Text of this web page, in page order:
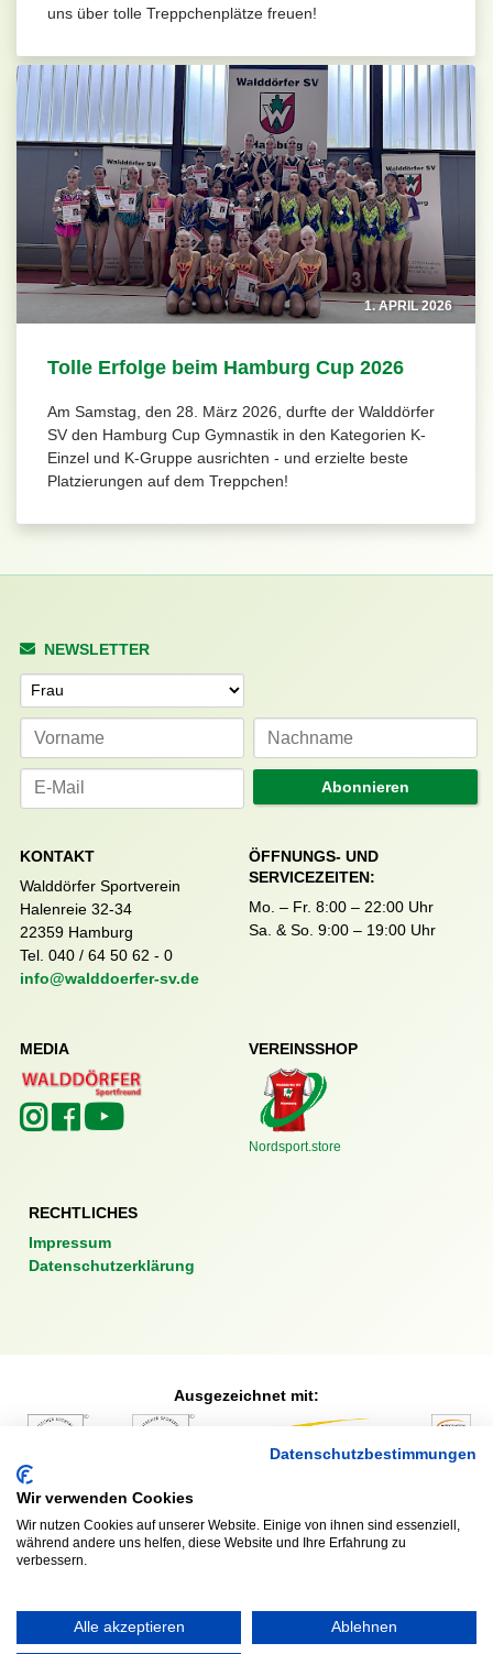
uns über tolle Treppchenplätze freuen!
1. APRIL 2026
Tolle Erfolge beim Hamburg Cup 2026
Am Samstag, den 28. März 2026, durfte der Walddörfer
SV den Hamburg Cup Gymnastik in den Kategorien K-
Einzel und K-Gruppe ausrichten - und erzielte beste
Platzierungen auf dem Treppchen!
NEWSLETTER
Anrede
Abonnieren
KONTAKT
Walddörfer Sportverein
Halenreie 32-34
22359 Hamburg
Tel. 040 / 64 50 62 - 0
info@walddoerfer-sv.de
ÖFFNUNGS- UND
SERVICEZEITEN:
Mo. – Fr. 8:00 – 22:00 Uhr
Sa. & So. 9:00 – 19:00 Uhr
MEDIA VEREINSSHOP
Nordsport.store
RECHTLICHES
Impressum
Datenschutzerklärung
Ausgezeichnet mit:
Datenschutzbestimmungen
Wir verwenden Cookies
Wir nutzen Cookies auf unserer Website. Einige von ihnen sind essenziell,
während andere uns helfen, diese Website und Ihre Erfahrung zu
verbessern.
Alle akzeptieren Ablehnen